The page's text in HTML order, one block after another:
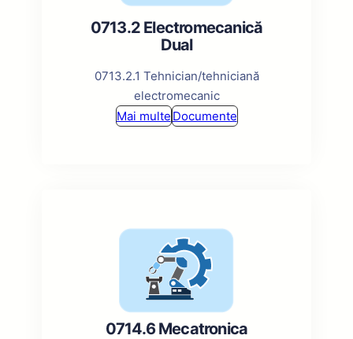
0713.2 Electromecanică
Dual
0713.2.1 Tehnician/tehniciană
electromecanic
Mai multe Documente
0714.6 Mecatronica